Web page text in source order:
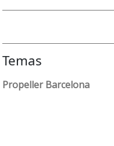
Temas
Propeller Barcelona